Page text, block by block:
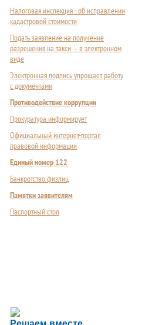
Налоговая инспекция - об исправлении
кадастровой стоимости
Подать заявление на получение
разрешения на такси — в электронном
виде
Электронная подпись упрощает работу
с документами
Противодействие коррупции
Прокуратура информирует
Официальный интернет-портал
правовой информации
Единый номер 122
Банкротство физлиц
Памятки заявителям
Паспортный стол
Сложности с получением